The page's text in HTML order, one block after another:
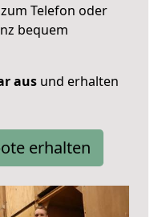
Telefon oder
bequem
aus und erhalten
erhalten